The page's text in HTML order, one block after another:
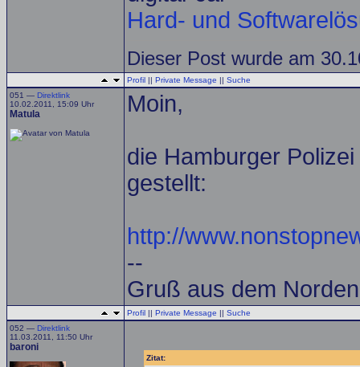
Hard- und
Dieser Post wurde am
Profil || Private Message || Suche
051 — Direktlink
10.02.2011, 15:09 Uhr
Matula Moin,
die Hamburger
gestellt:
http://
--
Gruß aus dem Norden
Profil || Private Message || Suche
052 — Direktlink
11.03.2011, 11:50 Uhr
baroni
Zitat: